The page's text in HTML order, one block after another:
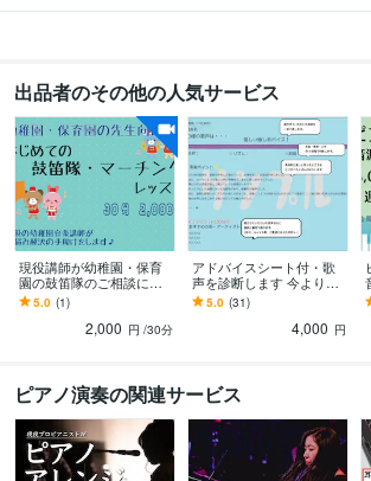
出品者のその他の人気サービス
現役講師が幼稚園・保育
園の鼓笛隊のご相談にの
ります 初めての鼓笛指導
で授業準備に悩んでいる
5.0 (1)
2,000 円 /30分
アドバイスシート付・歌
声を診断します 今より少
し上手になりたい方へ、
友達に相談するような気
5.0 (31)
4,000 円
ピアノ演奏の関連サービス